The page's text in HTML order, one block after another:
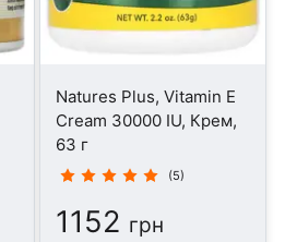
Natures Plus, Vitamin E
Cream 30000 IU, Крем,
63 г
(5)
1152 грн